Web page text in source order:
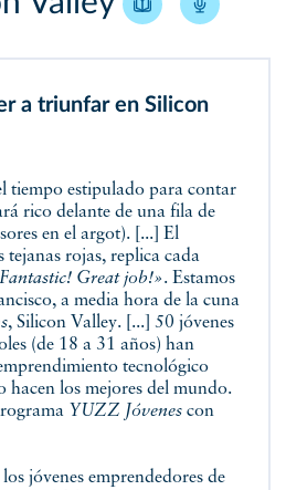
a triunfar en Silicon
rico delante de una fila de
en el argot). [...] El
tejanas rojas, replica cada
Great job!». Estamos
a media hora de la cuna
, Silicon Valley. [...] 50 jóvenes
(de 18 a 31 años) han
tecnológico
hacen los mejores del mundo.
YUZZ Jóvenes con
jóvenes emprendedores de